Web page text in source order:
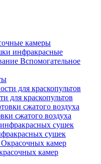
камеры
инфракрасные
Вспомогательное
для краскопультов
сжатого воздуха
сушек
камер